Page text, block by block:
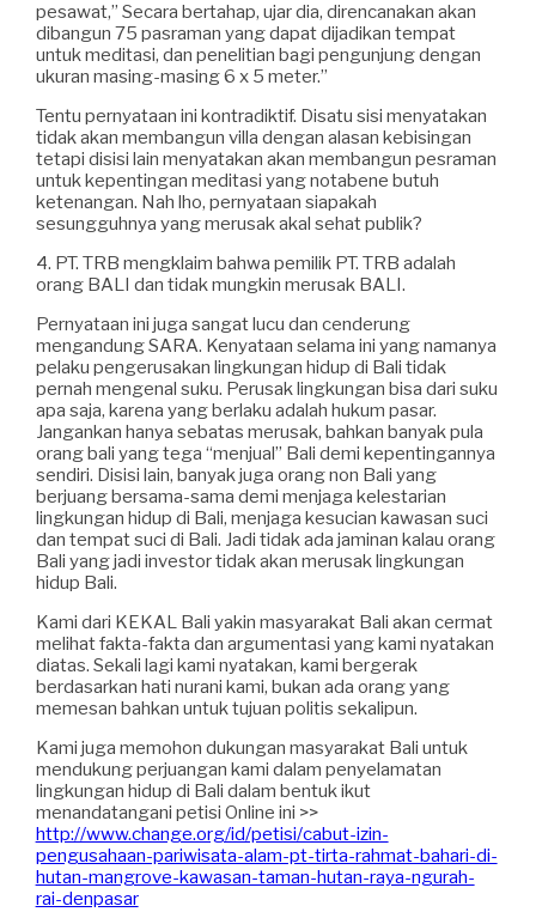
pesawat,” Secara bertahap, ujar dia, direncanakan akan
dibangun 75 pasraman yang dapat dijadikan tempat
untuk meditasi, dan penelitian bagi pengunjung dengan
ukuran masing-masing 6 x 5 meter.”
Tentu pernyataan ini kontradiktif. Disatu sisi menyatakan
tidak akan membangun villa dengan alasan kebisingan
tetapi disisi lain menyatakan akan membangun pesraman
untuk kepentingan meditasi yang notabene butuh
ketenangan. Nah lho, pernyataan siapakah
sesungguhnya yang merusak akal sehat publik?
4. PT. TRB mengklaim bahwa pemilik PT. TRB adalah
orang BALI dan tidak mungkin merusak BALI.
Pernyataan ini juga sangat lucu dan cenderung
mengandung SARA. Kenyataan selama ini yang namanya
pelaku pengerusakan lingkungan hidup di Bali tidak
pernah mengenal suku. Perusak lingkungan bisa dari suku
apa saja, karena yang berlaku adalah hukum pasar.
Jangankan hanya sebatas merusak, bahkan banyak pula
orang bali yang tega “menjual” Bali demi kepentingannya
sendiri. Disisi lain, banyak juga orang non Bali yang
berjuang bersama-sama demi menjaga kelestarian
lingkungan hidup di Bali, menjaga kesucian kawasan suci
dan tempat suci di Bali. Jadi tidak ada jaminan kalau orang
Bali yang jadi investor tidak akan merusak lingkungan
hidup Bali.
Kami dari KEKAL Bali yakin masyarakat Bali akan cermat
melihat fakta-fakta dan argumentasi yang kami nyatakan
diatas. Sekali lagi kami nyatakan, kami bergerak
berdasarkan hati nurani kami, bukan ada orang yang
memesan bahkan untuk tujuan politis sekalipun.
Kami juga memohon dukungan masyarakat Bali untuk
mendukung perjuangan kami dalam penyelamatan
lingkungan hidup di Bali dalam bentuk ikut
menandatangani petisi Online ini >>
http://www.change.org/id/petisi/cabut-izin-
pengusahaan-pariwisata-alam-pt-tirta-rahmat-bahari-di-
hutan-mangrove-kawasan-taman-hutan-raya-ngurah-
rai-denpasar